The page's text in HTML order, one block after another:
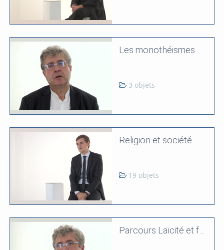
Les monothéismes
3 objets
Religion et société
19 objets